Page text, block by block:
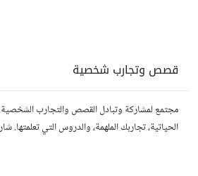
قصص وتجارب شخصية
مجتمع لمشاركة وتبادل القصص والتجارب
الحياتية، تجاربك الملهمة، والدروس التي تعلمتها.